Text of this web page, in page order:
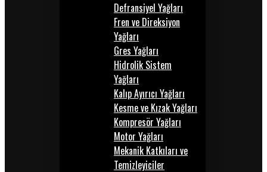
Defransiyel Yağları
Fren ve Direksiyon
Yağları
Gres Yağları
Hidrolik Sistem
Yağları
Kalıp Ayırıcı Yağları
Kesme ve Kızak Yağları
Kompresör Yağları
Motor Yağları
Mekanik Katkıları ve
Temizleyiciler